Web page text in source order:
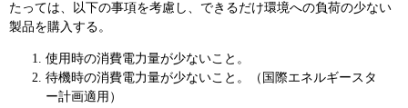
たっては、以下の事項を考慮し、できるだけ環境への負荷の少ない
製品を購入する。
使用時の消費電力量が少ないこと。
待機時の消費電力量が少ないこと。（国際エネルギースタ
ー計画適用）